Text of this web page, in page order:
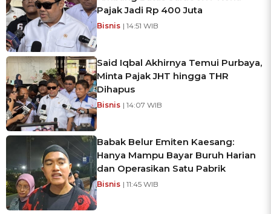
Pajak Jadi Rp 400 Juta
Bisnis | 14:51 WIB
Said Iqbal Akhirnya Temui Purbaya,
Minta Pajak JHT hingga THR
Dihapus
Bisnis | 14:07 WIB
Babak Belur Emiten Kaesang:
Hanya Mampu Bayar Buruh Harian
dan Operasikan Satu Pabrik
Bisnis | 11:45 WIB